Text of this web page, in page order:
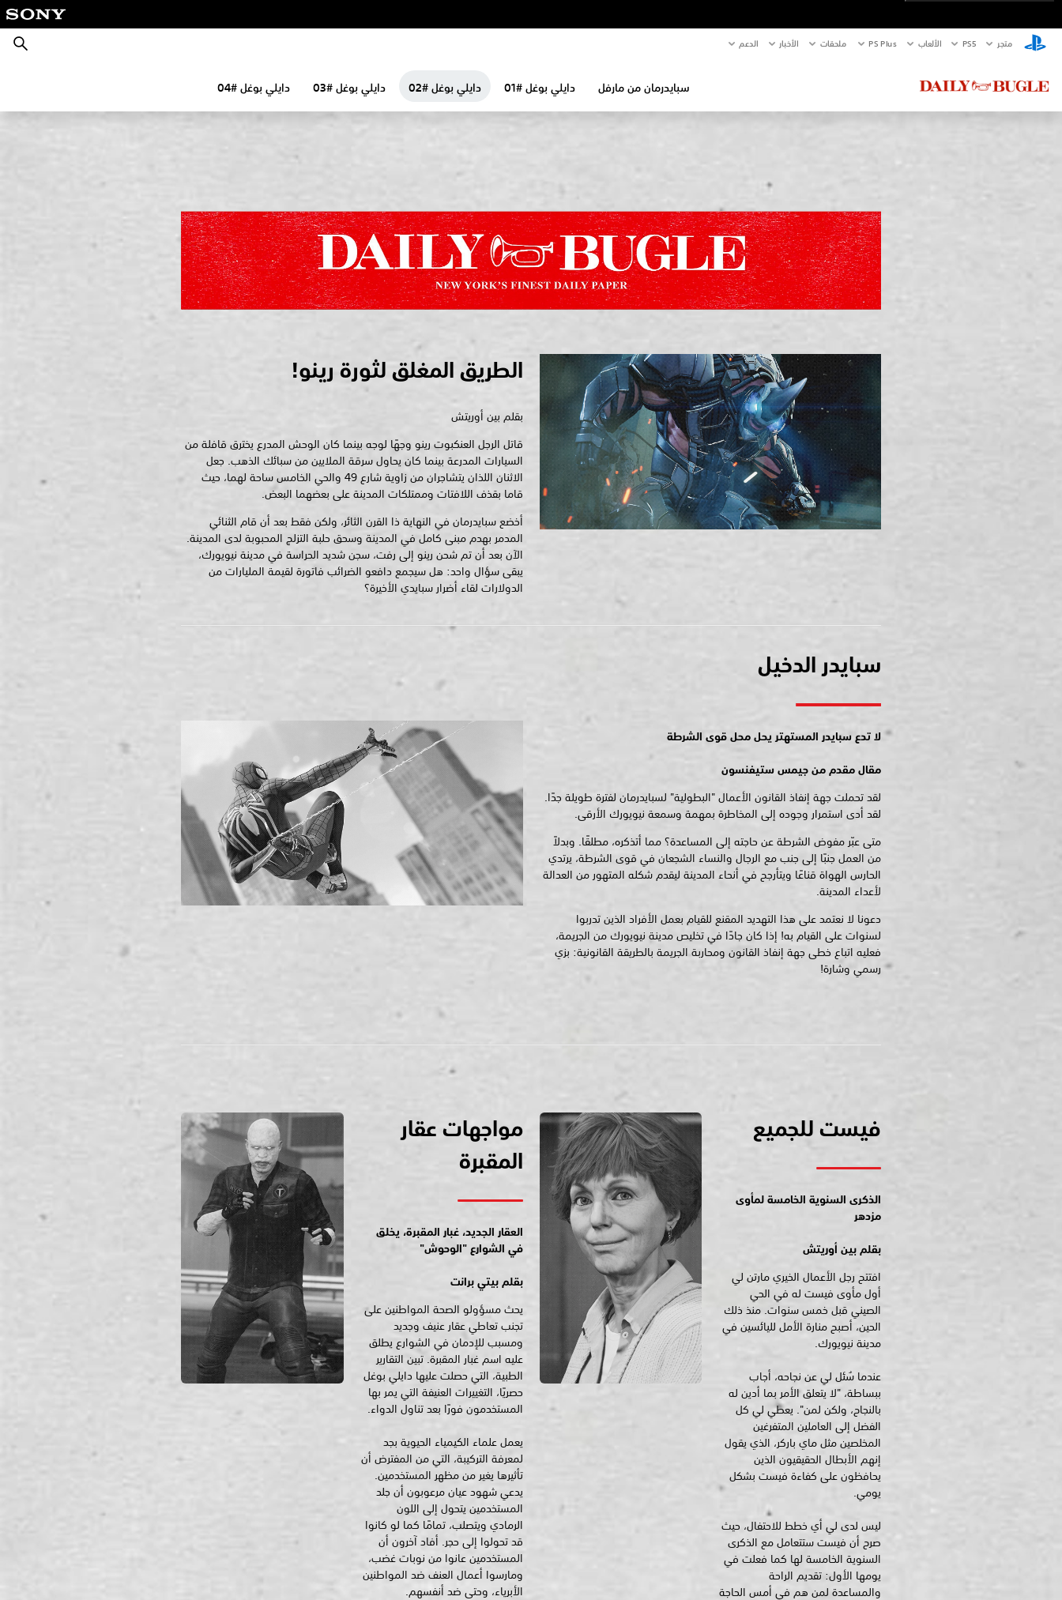
متجر PS5‏ الألعاب PS Plus ملحقات الأخبار الدعم بحث
سبايدرمان من مارفل دايلي بوغل #01 دايلي بوغل #02 دايلي بوغل #03 دايلي بوغل #04
الطريق المغلق لثورة رينو!
بقلم بين أوريتش
قاتل الرجل العنكبوت رينو وجهًا لوجه بينما كان الوحش المدرع يخترق قافلة من
السيارات المدرعة بينما كان يحاول سرقة الملايين من سبائك الذهب. جعل
الاثنان اللذان يتشاجران من زاوية شارع 49 والحي الخامس ساحة لهما، حيث
قاما بقذف اللافتات وممتلكات المدينة على بعضهما البعض.
أخضع سبايدرمان في النهاية ذا القرن الثائر، ولكن فقط بعد أن قام الثنائي
المدمر بهدم مبنى كامل في المدينة وسحق حلبة التزلج المحبوبة لدى المدينة.
الآن بعد أن تم شحن رينو إلى رفت، سجن شديد الحراسة في مدينة نيويورك،
يبقى سؤال واحد: هل سيجمع دافعو الضرائب فاتورة لقيمة المليارات من
الدولارات لقاء أضرار سبايدي الأخيرة؟
سبايدر الدخيل
لا تدع سبايدر المستهتر يحل محل قوى الشرطة
مقال مقدم من جيمس ستيفنسون
لقد تحملت جهة إنفاذ القانون الأعمال "البطولية" لسبايدرمان لفترة طويلة جدًا.
لقد أدى استمرار وجوده إلى المخاطرة بمهمة وسمعة نيويورك الأرقى.
متى عبّر مفوض الشرطة عن حاجته إلى المساعدة؟ مما أتذكره، مطلقًا. وبدلاً
من العمل جنبًا إلى جنب مع الرجال والنساء الشجعان في قوى الشرطة، يرتدي
الحارس الهواة قناعًا ويتأرجح في أنحاء المدينة ليقدم شكله المتهور من العدالة
لأعداء المدينة.
دعونا لا نعتمد على هذا التهديد المقنع للقيام بعمل الأفراد الذين تدربوا
لسنوات على القيام به! إذا كان جادًا في تخليص مدينة نيويورك من الجريمة،
فعليه اتباع خطى جهة إنفاذ القانون ومحاربة الجريمة بالطريقة القانونية: بزي
رسمي وشارة!
مواجهات عقار
المقبرة
العقار الجديد، غبار المقبرة، يخلق
في الشوارع "الوحوش"
بقلم بيتي برانت
يحث مسؤولو الصحة المواطنين على
تجنب تعاطي عقار عنيف وجديد
ومسبب للإدمان في الشوارع يطلق
عليه اسم غبار المقبرة. تبين التقارير
الطبية، التي حصلت عليها دايلي بوغل
حصريًا، التغييرات العنيفة التي يمر بها
المستخدمون فورًا بعد تناول الدواء.
يعمل علماء الكيمياء الحيوية بجد
لمعرفة التركيبة، التي من المفترض أن
تأثيرها يغير من مظهر المستخدمين.
يدعي شهود عيان مرعوبون أن جلد
المستخدمين يتحول إلى اللون
الرمادي ويتصلب، تمامًا كما لو كانوا
قد تحولوا إلى حجر. أفاد آخرون أن
المستخدمين عانوا من نوبات غضب،
ومارسوا أعمال العنف ضد المواطنين
الأبرياء، وحتى ضد أنفسهم.
فيست للجميع
الذكرى السنوية الخامسة لمأوى
مزدهر
بقلم بين أوريتش
افتتح رجل الأعمال الخيري مارتن لي
أول مأوى فيست له في الحي
الصيني قبل خمس سنوات. منذ ذلك
الحين، أصبح منارة الأمل لليائسين في
مدينة نيويورك.
عندما سُئل لي عن نجاحه، أجاب
ببساطة، "لا يتعلق الأمر بما أدين له
بالنجاح، ولكن لمن". يعطي لي كل
الفضل إلى العاملين المتفرغين
المخلصين مثل ماي باركر، الذي يقول
إنهم الأبطال الحقيقيون الذين
يحافظون على كفاءة فيست بشكل
يومي.
ليس لدى لي أي خطط للاحتفال، حيث
صرح أن فيست ستتعامل مع الذكرى
السنوية الخامسة لها كما فعلت في
يومها الأول: تقديم الراحة
والمساعدة لمن هم في أمس الحاجة